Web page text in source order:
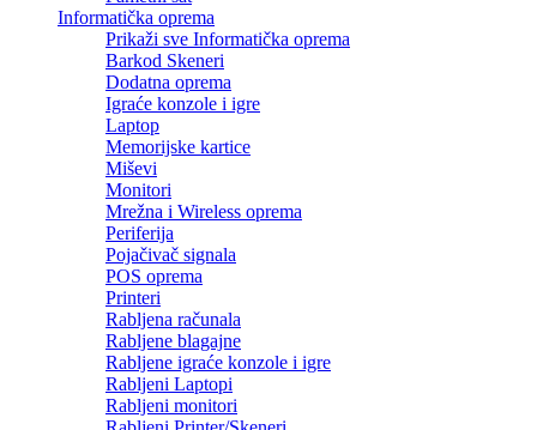
Informatička oprema
Prikaži sve Informatička oprema
Barkod Skeneri
Dodatna oprema
Igraće konzole i igre
Laptop
Memorijske kartice
Miševi
Monitori
Mrežna i Wireless oprema
Periferija
Pojačivač signala
POS oprema
Printeri
Rabljena računala
Rabljene blagajne
Rabljene igraće konzole i igre
Rabljeni Laptopi
Rabljeni monitori